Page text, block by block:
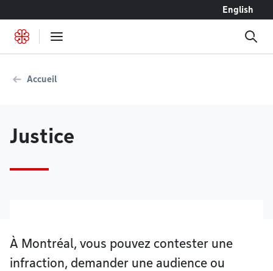
English
Accueil
Justice
À Montréal, vous pouvez contester une
infraction, demander une audience ou